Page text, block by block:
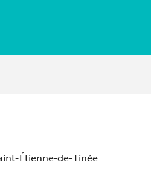
Étienne-de-Tinée